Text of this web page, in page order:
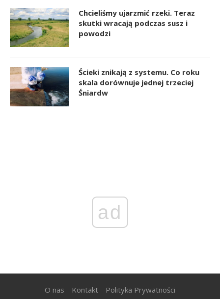
Chcieliśmy ujarzmić rzeki. Teraz
skutki wracają podczas susz i
powodzi
Ścieki znikają z systemu. Co roku
skala dorównuje jednej trzeciej
Śniardw
ad
O nas Kontakt Polityka Prywatności